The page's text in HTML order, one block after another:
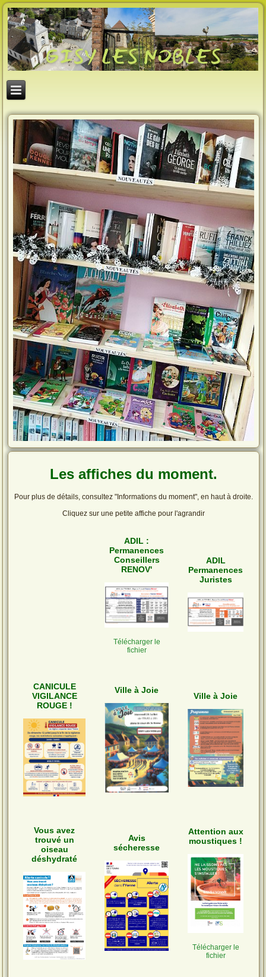
Les affiches du moment.
Pour plus de détails, consultez "Informations du moment", en haut à droite.
Cliquez sur une petite affiche pour l'agrandir
ADIL :
Permanences
Conseillers
RENOV'
Télécharger le
fichier
ADIL
Permanences
Juristes
CANICULE
VIGILANCE
ROUGE !
Ville à Joie
Ville à Joie
Vous avez
trouvé un
oiseau
déshydraté
Avis
sécheresse
Attention aux
moustiques !
Télécharger le
fichier